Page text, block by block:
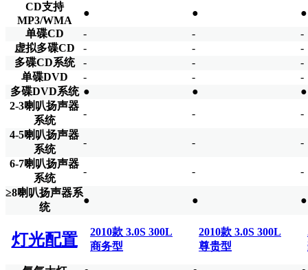
CD支持
MP3/WMA
● ●
●
单碟CD
- -
-
虚拟多碟CD
- -
-
多碟CD系统
- -
-
单碟DVD
- -
-
多碟DVD系统 ● ●
●
2-3喇叭扬声器
系统
- -
-
4-5喇叭扬声器
系统
- -
-
6-7喇叭扬声器
系统
- -
-
≥8喇叭扬声器系
统
● ● ●
灯光配置
2010款 3.0S 300L
商务型
2010款 3.0S 300L
尊贵型